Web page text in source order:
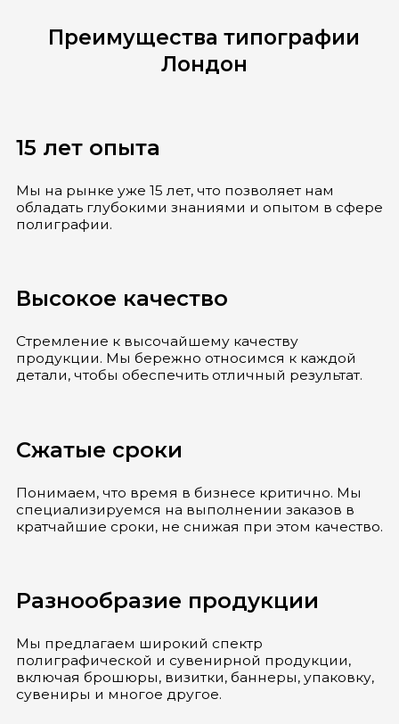
Преимущества типографии
Лондон
15 лет опыта
Мы на рынке уже 15 лет, что позволяет нам
обладать глубокими знаниями и опытом в сфере
полиграфии.
Высокое качество
Стремление к высочайшему качеству
продукции. Мы бережно относимся к каждой
детали, чтобы обеспечить отличный результат.
Сжатые сроки
Понимаем, что время в бизнесе критично. Мы
специализируемся на выполнении заказов в
кратчайшие сроки, не снижая при этом качество.
Разнообразие продукции
Мы предлагаем широкий спектр
полиграфической и сувенирной продукции,
включая брошюры, визитки, баннеры, упаковку,
сувениры и многое другое.